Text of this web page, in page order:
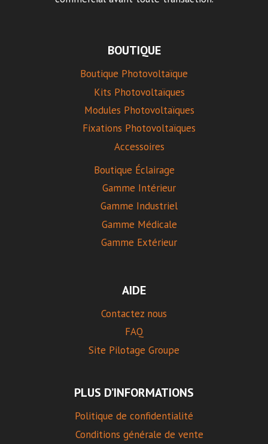
BOUTIQUE
Boutique Photovoltaïque
Kits Photovoltaïques
Modules Photovoltaïques
Fixations Photovoltaïques
Accessoires
Boutique Éclairage
Gamme Intérieur
Gamme Industriel
Gamme Médicale
Gamme Extérieur
AIDE
Contactez nous
FAQ
Site Pilotage Groupe
PLUS D’INFORMATIONS
Politique de confidentialité
Conditions générale de vente